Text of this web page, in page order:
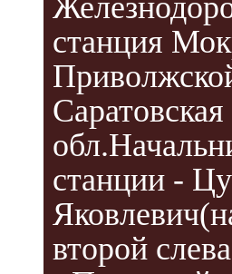
станция
Саратовская
станции -
второй